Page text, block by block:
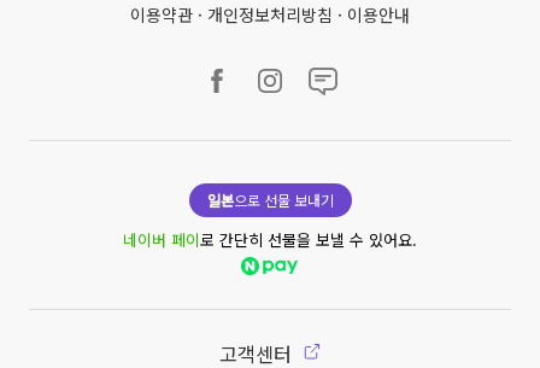
이용약관 · 개인정보처리방침 · 이용안내
일본으로 선물 보내기
네이버 페이로 간단히 선물을 보낼 수 있어요.
고객센터